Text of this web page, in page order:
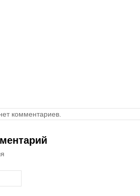
комментариев.